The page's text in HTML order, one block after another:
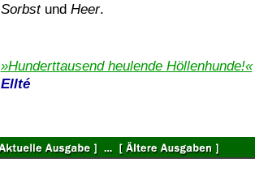
Sorbst und Heer.
»Hunderttausend heulende Höllenhunde!«
Ellté